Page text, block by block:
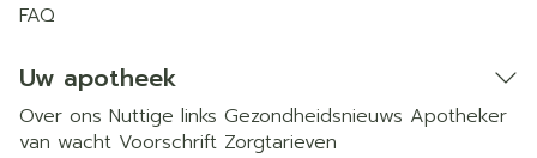
FAQ
Uw apotheek
Over ons Nuttige links Gezondheidsnieuws Apotheker
van wacht Voorschrift Zorgtarieven